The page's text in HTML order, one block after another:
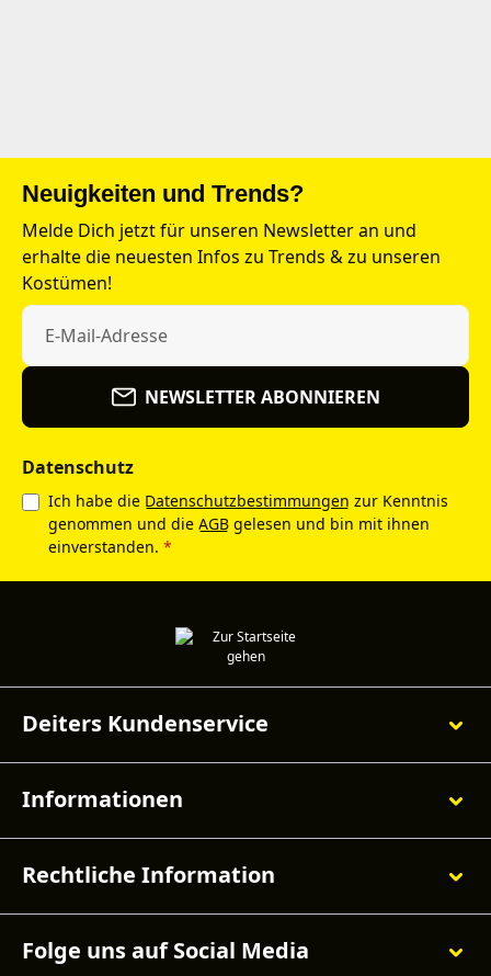
Neuigkeiten und Trends?
Melde Dich jetzt für unseren Newsletter an und
erhalte die neuesten Infos zu Trends & zu unseren
Kostümen!
NEWSLETTER ABONNIEREN
Datenschutz
Ich habe die Datenschutzbestimmungen zur Kenntnis
genommen und die AGB gelesen und bin mit ihnen
einverstanden. *
Deiters Kundenservice
Informationen
Rechtliche Information
Folge uns auf Social Media